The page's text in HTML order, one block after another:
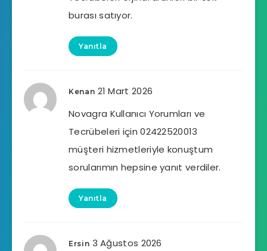
burası satıyor.
Yanıtla
Kenan 21 Mart 2026
Novagra Kullanıcı Yorumları ve
Tecrübeleri için 02422520013
müşteri hizmetleriyle konuştum
sorularımın hepsine yanıt verdiler.
Yanıtla
Ersin 3 Ağustos 2026